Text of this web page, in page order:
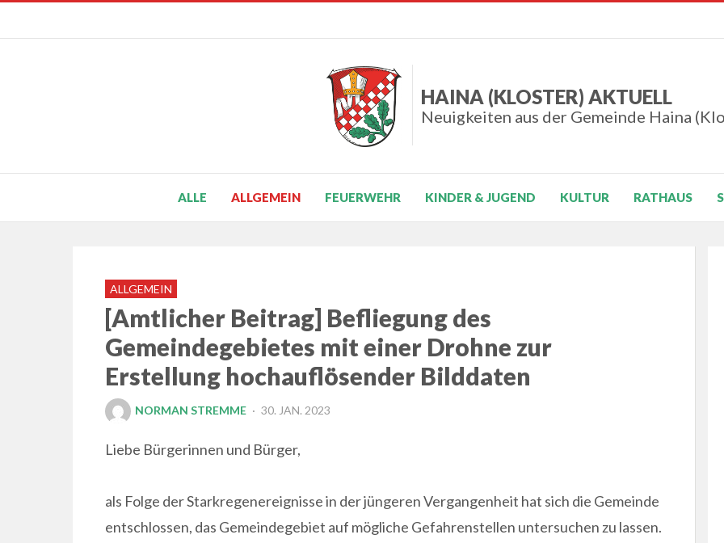
HAINA (KLOSTER) AKTUELL
Neuigkeiten aus der Gemeinde Haina
ALLE ALLGEMEIN FEUERWEHR KINDER & JUGEND KULTUR RATHAUS
ALLGEMEIN
[Amtlicher Beitrag] Befliegung des
Gemeindegebietes mit einer Drohne zur
Erstellung hochauflösender Bilddaten
NORMAN STREMME
POSTED
30. JAN. 2023
Liebe Bürgerinnen und Bürger,
als Folge der Starkregenereignisse in der jüngeren Vergangenheit hat sich die Gemeinde
entschlossen, das Gemeindegebiet auf mögliche Gefahrenstellen untersuchen zu lassen.